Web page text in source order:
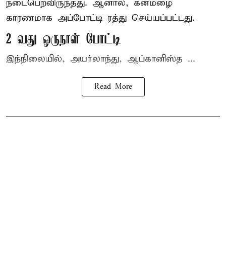
நடைபெறவிருந்தது. ஆனால், கனமழை
காரணமாக அப்போட்டி ரத்து செய்யப்பட்டது.
2 வது ஒருநாள் போட்டி
இந்நிலையில், அயர்லாந்து, ஆப்கானிஸ்த ...
Read More